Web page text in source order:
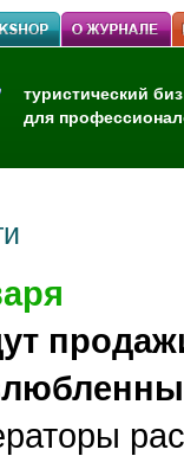
туристический
для